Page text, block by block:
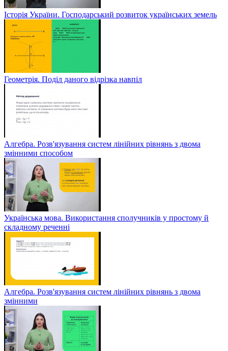
Історія України. Господарський розвиток українських земель
Геометрія. Поділ даного відрізка навпіл
Алгебра. Розв'язування систем лінійних рівнянь з двома
змінними способом
Українська мова. Використання сполучників у простому й
складному реченні
Алгебра. Розв'язування систем лінійних рівнянь з двома
змінними